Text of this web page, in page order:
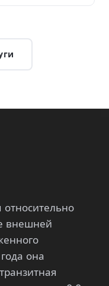
относительно
внешней
она